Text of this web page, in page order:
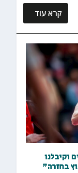
קרא עוד
וקיבלנו
בחזרה"